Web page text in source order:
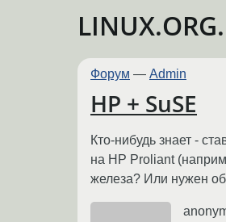
Форум — Admin
HP + SuSE
Кто-нибудь знает -
на HP Proliant
железа? Или нужен